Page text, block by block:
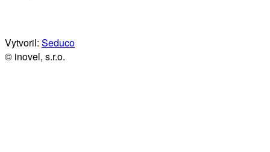
Vytvoril: Seduco
© inovel, s.r.o.